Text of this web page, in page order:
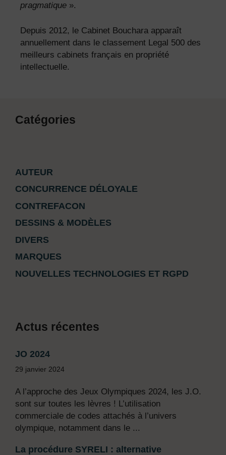
pragmatique ».
Depuis 2012, le Cabinet Bouchara apparaît
annuellement dans le classement Legal 500 des
meilleurs cabinets français en propriété
intellectuelle.
Catégories
AUTEUR
CONCURRENCE DÉLOYALE
CONTREFACON
DESSINS & MODÈLES
DIVERS
MARQUES
NOUVELLES TECHNOLOGIES ET RGPD
Actus récentes
JO 2024
29 janvier 2024
A l’approche des Jeux Olympiques 2024, les J.O.
sont sur toutes les lèvres ! L’utilisation
commerciale de codes attachés à l’univers
olympique, notamment dans le ...
La procédure SYRELI : alternative